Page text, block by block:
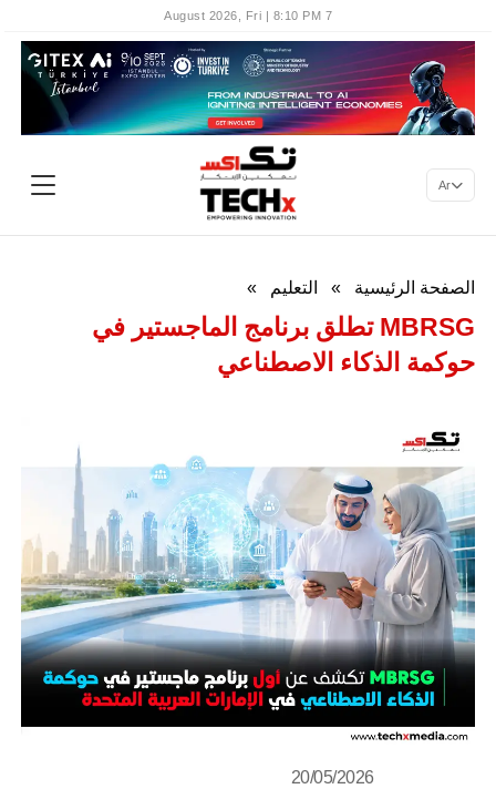
7 August 2026, Fri | 8:10 PM
Ar
الصفحة الرئيسية » التعليم »
MBRSG تطلق برنامج الماجستير في
حوكمة الذكاء الاصطناعي
20/05/2026